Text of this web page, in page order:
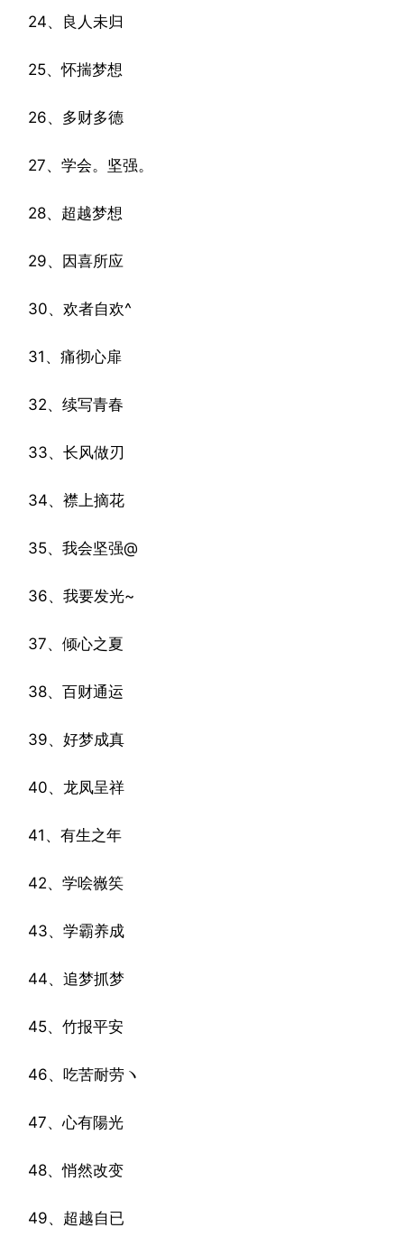
24、良人未归
25、怀揣梦想
26、多财多德
27、学会。坚强。
28、超越梦想
29、因喜所应
30、欢者自欢^
31、痛彻心扉
32、续写青春
33、长风做刃
34、襟上摘花
35、我会坚强@
36、我要发光~
37、倾心之夏
38、百财通运
39、好梦成真
40、龙凤呈祥
41、有生之年
42、学哙嶶笶
43、学霸养成
44、追梦抓梦
45、竹报平安
46、吃苦耐劳ヽゝ
47、心有陽光
48、悄然改变
49、超越自已